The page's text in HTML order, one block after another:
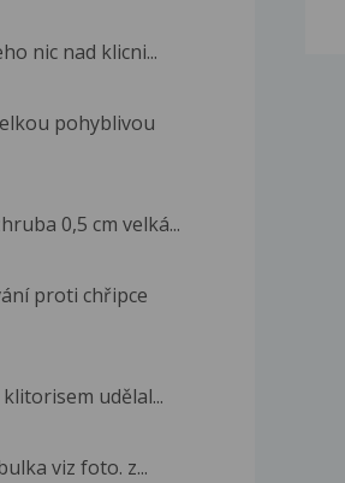
nic nad klicni...
pohyblivou
0,5 cm velká...
proti chřipce
udělal...
viz foto. z...